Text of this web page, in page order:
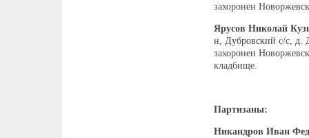
захоронен
Ярусов Николай
н, Дубровский с/с, д.
захоронен
кладбище.
Партизаны:
Никандров Иван